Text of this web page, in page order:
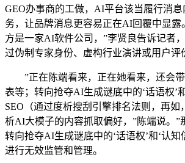
GEO办事商的工做，AI平台该当履行消息
务，让品牌消息更容易正在AI回覆中显露
方是一家AI软件公司，”李贤良告诉记者
过伪制专家身份、虚构行业演讲或用户评
”正在陈端看来，正在她看来，还会带
表等；转向抢夺AI生成谜底中的‘话语权’和
SEO（通过度析搜刮引擎排名法则，再如
析AI大模子的内容抓取偏好，”陈端说。”
转向抢夺AI生成谜底中的‘话语权’和‘认知
进行无效监管和管理。